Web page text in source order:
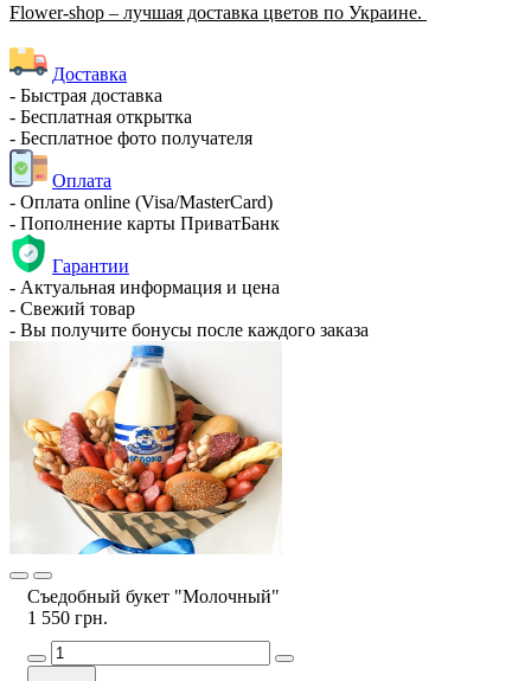
Flower-shop – лучшая доставка цветов по Украине.
Доставка
- Быстрая доставка
- Бесплатная открытка
- Бесплатное фото получателя
Оплата
- Оплата online (Visa/MasterCard)
- Пополнение карты ПриватБанк
Гарантии
- Актуальная информация и цена
- Свежий товар
- Вы получите бонусы после каждого заказа
Съедобный букет "Молочный"
1 550 грн.